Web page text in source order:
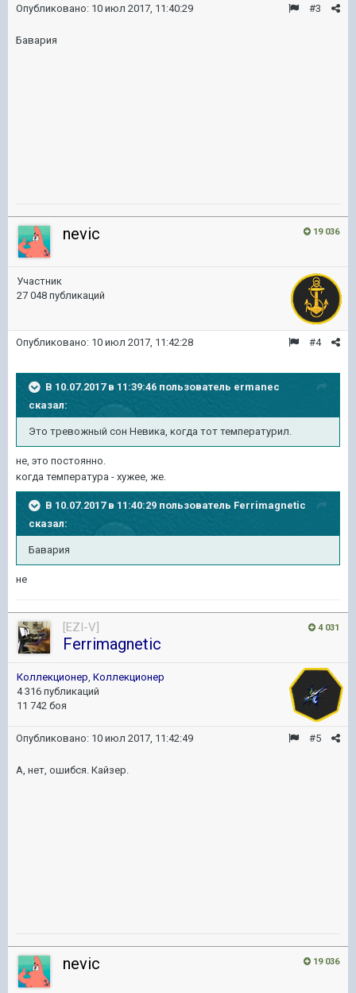
#3
Опубликовано: 10 июл 2017, 11:40:29
Бавария
19 036
nevic
Участник
27 048 публикаций
#4
Опубликовано: 10 июл 2017, 11:42:28
В 10.07.2017 в 11:39:46 пользователь ermanec
сказал:
Это тревожный сон Невика, когда тот температурил.
не, это постоянно.
когда температура - хужее, же.
В 10.07.2017 в 11:40:29 пользователь Ferrimagnetic
сказал:
Бавария
не
4 031
[EZI-V]
Ferrimagnetic
Коллекционер Коллекционер
4 316 публикаций
11 742 боя
#5
Опубликовано: 10 июл 2017, 11:42:49
А, нет, ошибся. Кайзер.
19 036
nevic